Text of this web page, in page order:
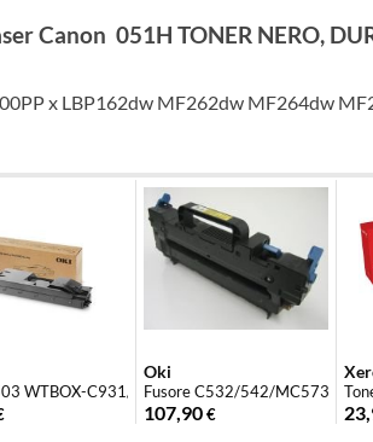
Canon 051H TONER NERO,
x LBP162dw MF262dw MF264dw
HP 149A
WTBOX-C931/ES9431/9541 (40K)
Oki
Fusore C532/542/MC573/563/
107,90€